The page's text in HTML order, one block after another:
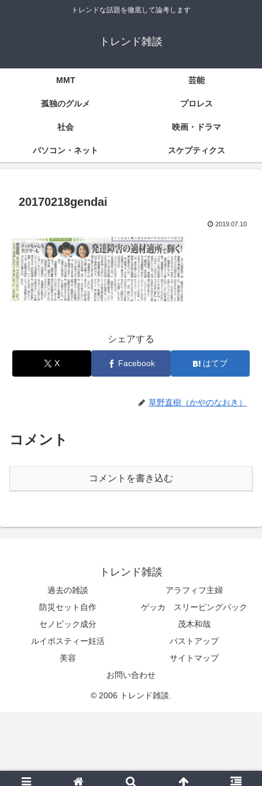
トレンドな話題を徹底して論考します
トレンド雑談
MMT 芸能
孤独のグルメ プロレス
社会 映画・ドラマ
パソコン・ネット スケプティクス
20170218gendai
2019.07.10
シェアする
X Facebook はてブ
草野直樹（かやのなおき）
コメント
コメントを書き込む
トレンド雑談
過去の雑談
アラフィフ主婦
防災セット自作
ゲッカ スリーピングパック
セノビック成分
茂木和哉
ルイボスティー妊活
バストアップ
美容
サイトマップ
お問い合わせ
© 2006 トレンド雑談.